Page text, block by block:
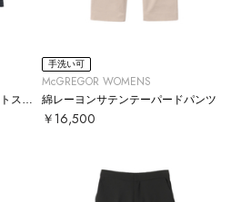
手洗い可
McGREGOR WOMENS
綿レーヨンサテンテーパードパンツ
￥16,500